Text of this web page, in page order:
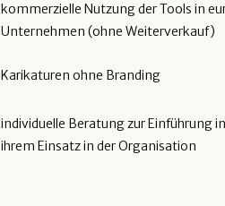
kommerzielle Nutzung der Tools in
Unternehmen (ohne Weiterverkauf)
Karikaturen ohne Branding
individuelle Beratung zur Einführung
ihrem Einsatz in der Organisation